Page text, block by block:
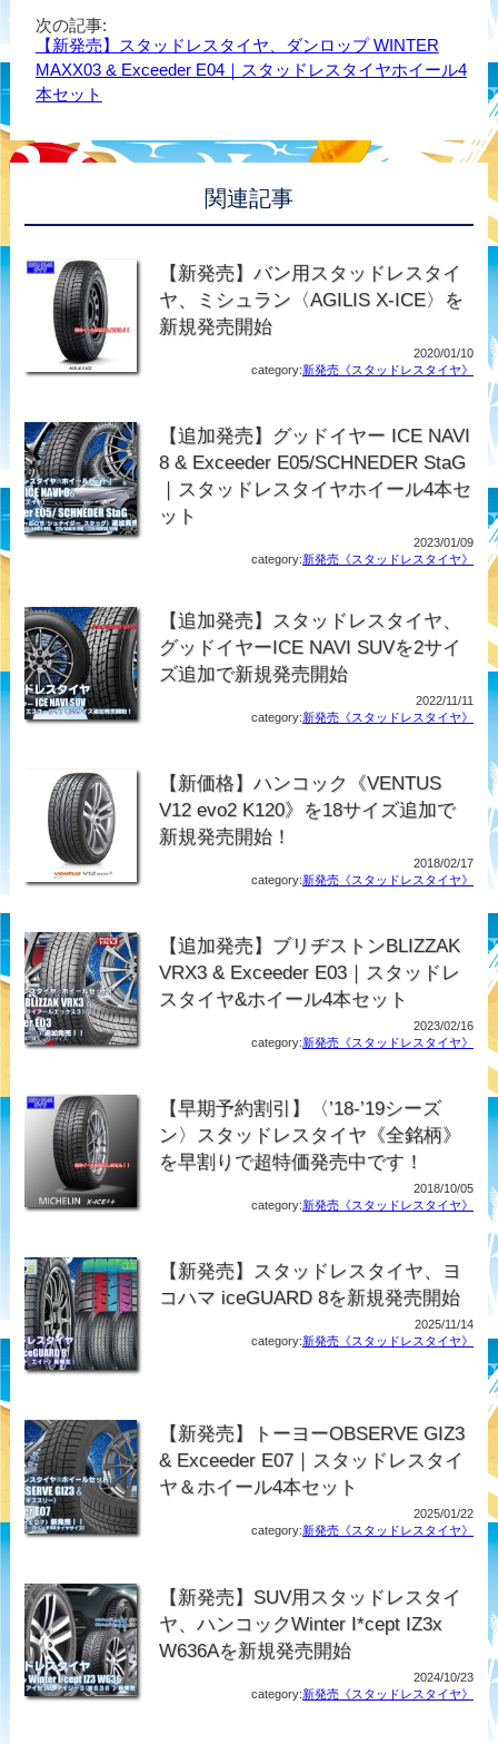
次の記事:
【新発売】スタッドレスタイヤ、ダンロップ WINTER
MAXX03 & Exceeder E04｜スタッドレスタイヤホイール4
本セット
関連記事
【新発売】バン用スタッドレスタイ
ヤ、ミシュラン〈AGILIS X-ICE〉を
新規発売開始
2020/01/10
category:新発売《スタッドレスタイヤ》
【追加発売】グッドイヤー ICE NAVI
8 & Exceeder E05/SCHNEDER StaG
｜スタッドレスタイヤホイール4本セ
ット
2023/01/09
category:新発売《スタッドレスタイヤ》
【追加発売】スタッドレスタイヤ、
グッドイヤーICE NAVI SUVを2サイ
ズ追加で新規発売開始
2022/11/11
category:新発売《スタッドレスタイヤ》
【新価格】ハンコック《VENTUS
V12 evo2 K120》を18サイズ追加で
新規発売開始！
2018/02/17
category:新発売《スタッドレスタイヤ》
【追加発売】ブリヂストンBLIZZAK
VRX3 & Exceeder E03｜スタッドレ
スタイヤ&ホイール4本セット
2023/02/16
category:新発売《スタッドレスタイヤ》
【早期予約割引】〈’18-’19シーズ
ン〉スタッドレスタイヤ《全銘柄》
を早割りで超特価発売中です！
2018/10/05
category:新発売《スタッドレスタイヤ》
【新発売】スタッドレスタイヤ、ヨ
コハマ iceGUARD 8を新規発売開始
2025/11/14
category:新発売《スタッドレスタイヤ》
【新発売】トーヨーOBSERVE GIZ3
& Exceeder E07｜スタッドレスタイ
ヤ＆ホイール4本セット
2025/01/22
category:新発売《スタッドレスタイヤ》
【新発売】SUV用スタッドレスタイ
ヤ、ハンコックWinter I*cept IZ3x
W636Aを新規発売開始
2024/10/23
category:新発売《スタッドレスタイヤ》